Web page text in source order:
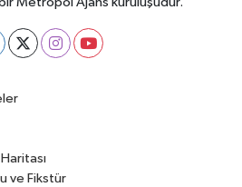
ve Fikstür